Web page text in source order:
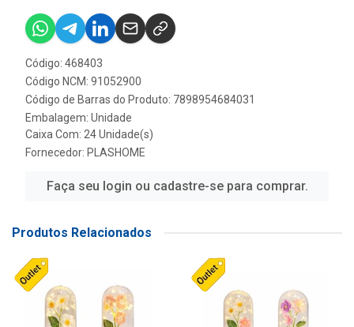
Código: 468403
Código NCM: 91052900
Código de Barras do Produto: 7898954684031
Embalagem: Unidade
Caixa Com: 24 Unidade(s)
Fornecedor: PLASHOME
Faça seu login ou cadastre-se para comprar.
Produtos Relacionados